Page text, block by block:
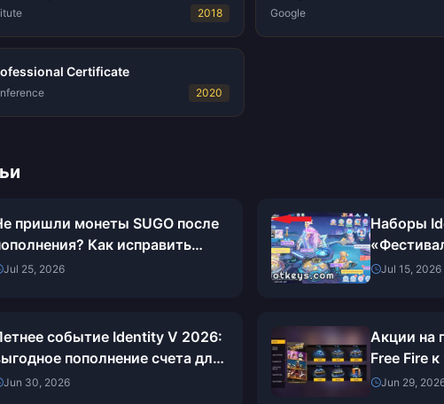
2018 Google
Certificate
2020
пришли монеты SUGO после
Как исправить
и избежать бана в
Jul 25, 2026
Наборы
которые
Jul 15, 2026
событие Identity V 2026:
пополнение счета для
наград Пелагаи
Jun 30, 2026
Акции на
Free Fire
полное
Jun 29,